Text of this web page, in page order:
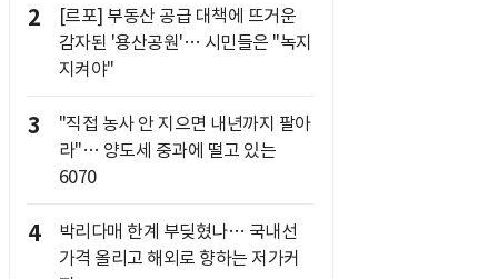
2
[르포] 부동산 공급 대책에 뜨거운
감자된 '용산공원'… 시민들은 "녹지
지켜야"
3
"직접 농사 안 지으면 내년까지 팔아
라"… 양도세 중과에 떨고 있는
6070
4
박리다매 한계 부딪혔나… 국내선
가격 올리고 해외로 향하는 저가커